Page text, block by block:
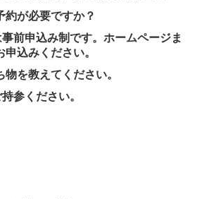
約が必要ですか？
前申込み制です。ホームページま
込みください。
を教えてください。
参ください。